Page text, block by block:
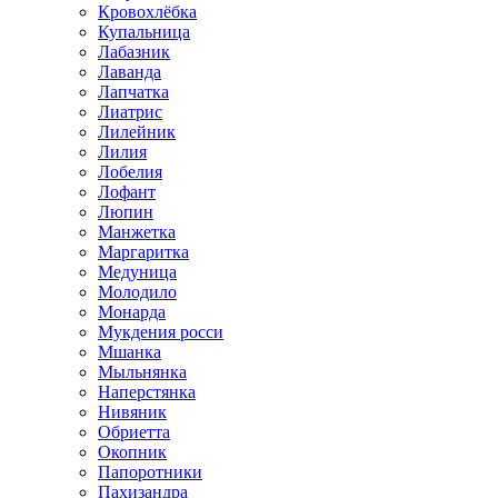
Кровохлёбка
Купальница
Лабазник
Лаванда
Лапчатка
Лиатрис
Лилейник
Лилия
Лобелия
Лофант
Люпин
Манжетка
Маргаритка
Медуница
Молодило
Монарда
Мукдения росси
Мшанка
Мыльнянка
Наперстянка
Нивяник
Обриетта
Окопник
Папоротники
Пахизандра